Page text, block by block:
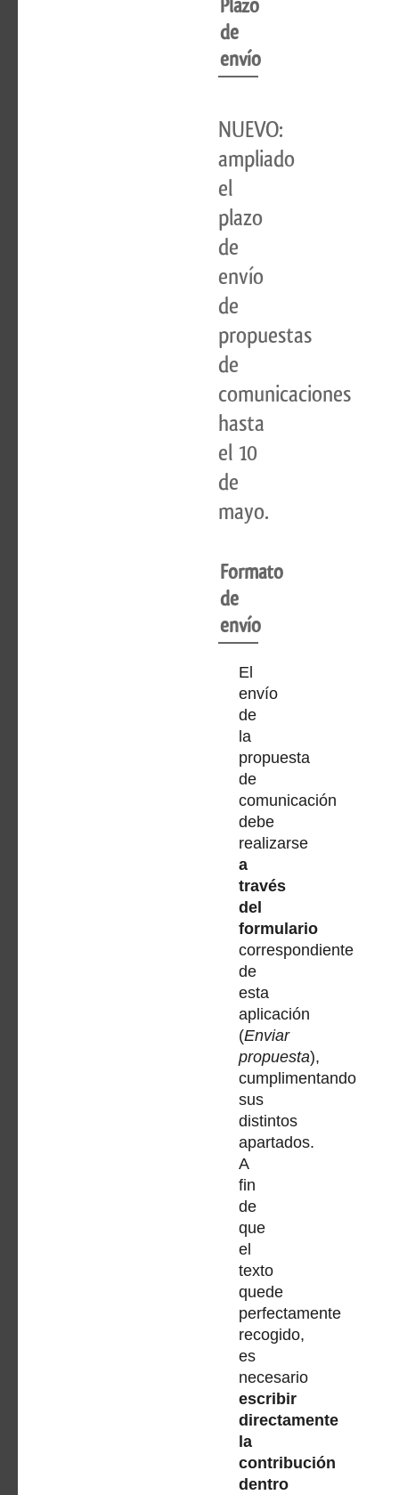
Plazo
de
envío
NUEVO:
ampliado
el
plazo
de
envío
de
propuestas
de
comunicaciones
hasta
el 10
de
mayo.
Formato
de
envío
El
envío
de
la
propuesta
de
comunicación
debe
realizarse
a
través
del
formulario
correspondiente
de
esta
aplicación
(Enviar
propuesta),
cumplimentando
sus
distintos
apartados.
A
fin
de
que
el
texto
quede
perfectamente
recogido,
es
necesario
escribir
directamente
la
contribución
dentro